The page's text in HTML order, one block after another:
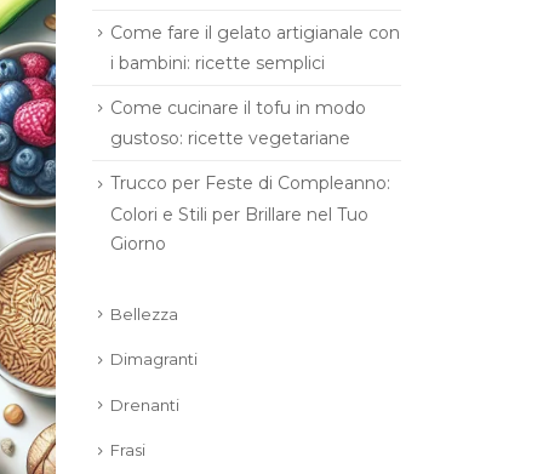
Come fare il gelato artigianale con
i bambini: ricette semplici
Come cucinare il tofu in modo
gustoso: ricette vegetariane
Trucco per Feste di Compleanno:
Colori e Stili per Brillare nel Tuo
Giorno
Bellezza
Dimagranti
Drenanti
Frasi